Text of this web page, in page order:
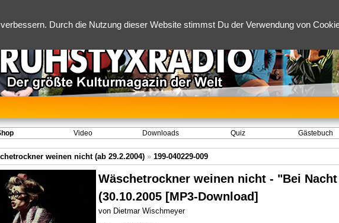
Durch die Nutzung dieser Website stimmst Du der Verwendung von
Video Downloads Quiz Gästebuch
weinen nicht (ab 29.2.2004) » 199-040229-009
Wäschetrockner weinen nicht - "Bei
(30.10.2005 [MP3-Download]
von Dietmar Wischmeyer